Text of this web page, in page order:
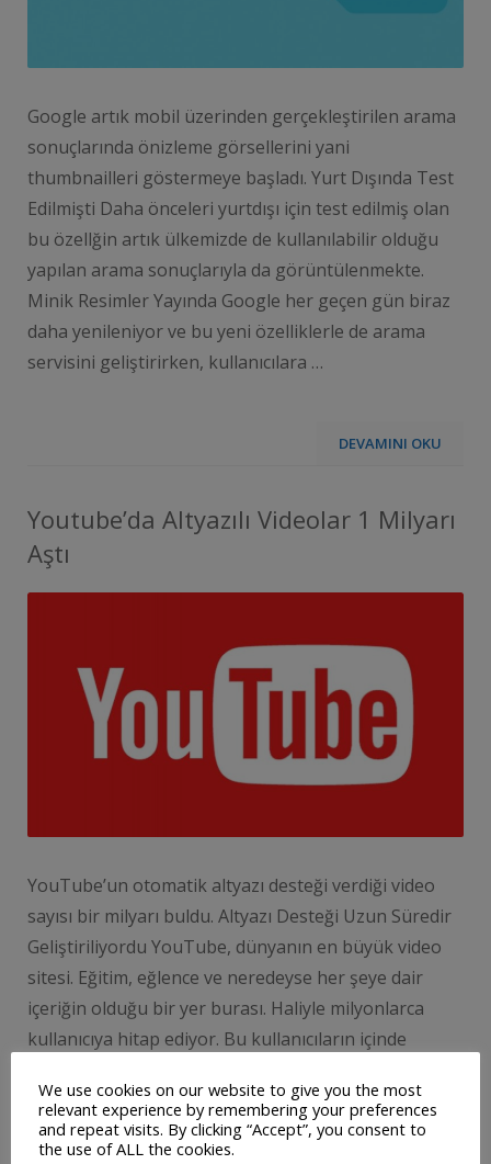
Google artık mobil üzerinden gerçekleştirilen arama
sonuçlarında önizleme görsellerini yani
thumbnailleri göstermeye başladı. Yurt Dışında Test
Edilmişti Daha önceleri yurtdışı için test edilmiş olan
bu özellğin artık ülkemizde de kullanılabilir olduğu
yapılan arama sonuçlarıyla da görüntülenmekte.
Minik Resimler Yayında Google her geçen gün biraz
daha yenileniyor ve bu yeni özelliklerle de arama
servisini geliştirirken, kullanıcılara …
DEVAMINI OKU
Youtube’da Altyazılı Videolar 1 Milyarı
Aştı
YouTube’un otomatik altyazı desteği verdiği video
sayısı bir milyarı buldu. Altyazı Desteği Uzun Süredir
Geliştiriliyordu YouTube, dünyanın en büyük video
sitesi. Eğitim, eğlence ve neredeyse her şeye dair
içeriğin olduğu bir yer burası. Haliyle milyonlarca
kullanıcıya hitap ediyor. Bu kullanıcıların içinde
kişiler için YouTube, otomatik altyazı özelliğini uzun
…
We use cookies on our website to give you the most
relevant experience by remembering your preferences
and repeat visits. By clicking “Accept”, you consent to
the use of ALL the cookies.